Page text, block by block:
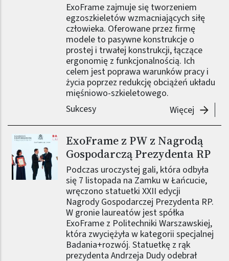
ExoFrame zajmuje się tworzeniem
egzoszkieletów wzmacniających siłę
człowieka. Oferowane przez firmę
modele to pasywne konstrukcje o
prostej i trwałej konstrukcji, łączące
ergonomię z funkcjonalnością. Ich
celem jest poprawa warunków pracy i
życia poprzez redukcję obciążeń układu
mięśniowo-szkieletowego.
Sukcesy
Więcej
ExoFrame z PW z Nagrodą
Gospodarczą Prezydenta RP
Podczas uroczystej gali, która odbyła
się 7 listopada na Zamku w Łańcucie,
wręczono statuetki XXII edycji
Nagrody Gospodarczej Prezydenta RP.
W gronie laureatów jest spółka
ExoFrame z Politechniki Warszawskiej,
która zwyciężyła w kategorii specjalnej
Badania+rozwój. Statuetkę z rąk
prezydenta Andrzeja Dudy odebrał